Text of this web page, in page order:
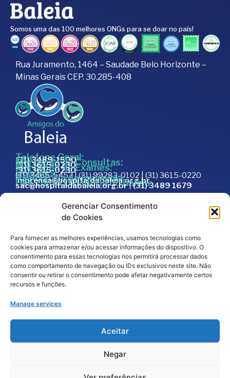
Gerenciar Consentimento
de Cookies
Para fornecer as melhores experiências, usamos tecnologias como
cookies para armazenar e/ou acessar informações do dispositivo. O
consentimento para essas tecnologias nos permitirá processar dados
como comportamento de navegação ou IDs exclusivos neste site. Não
consentir ou retirar o consentimento pode afetar negativamente certos
recursos e funções.
Manage services
Aceitar
Negar
Somos uma das 100 melhores ONGs para se doar no país!
Rua Juramento, 1464 – Saudade Belo Horizonte –
Minas Gerais CEP. 30.285-408
Telefone Geral:
(31) 3489-1500
Marcação de Consultas:
(31) 3615-0230
Marcação de Exames:
(31) 3615-0230
Doações:
(31) 3465-5453 | (31) 99283-0102 | (31) 3615-0220
Assessoria de Imprensa:
imprensa@hospitaldabaleia.org.br
Fale com a Ouvidoria do Baleia:
sac@hospitaldabaleia.org.br|(31) 3489 1679
Trabalhe Conosco
Editais
Política de Privacidade
Código de Integridade
© Todos os direitos reservados – Hospital da